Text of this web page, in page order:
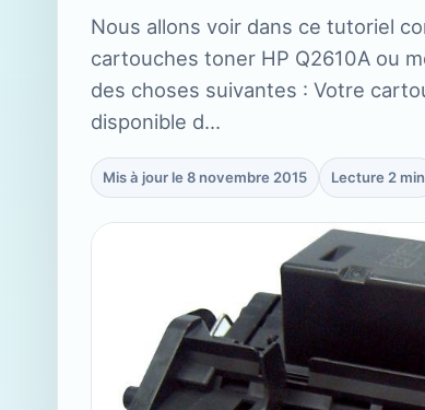
Nous allons voir dans ce tutoriel
cartouches toner HP Q2610A ou
des choses suivantes : Votre
disponible d…
Mis à jour le 8 novembre 2015 Lecture 2 min